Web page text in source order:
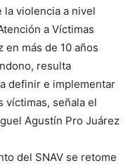
la violencia a nivel
a Víctimas
en más de 10 años
resulta
definir e implementar
víctimas, señala el
Agustín Pro Juárez
del SNAV se retome